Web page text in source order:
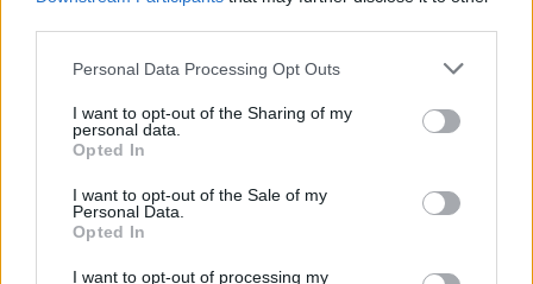
Personal Data Processing Opt Outs
I want to opt-out of the Sharing of my
personal data.
Opted In
I want to opt-out of the Sale of my
Personal Data.
Opted In
I want to opt-out of processing my
18η συνεχόμενη χρονιά για τον ΟΤΕ στη διεθνή σειρά δεικτών
FTSE4Good
Alpha Bank: Για πρώτη φορά το Αρχαίο Θέατρο Επιδαύρου άνοιξε τις
πύλες του σε όλους